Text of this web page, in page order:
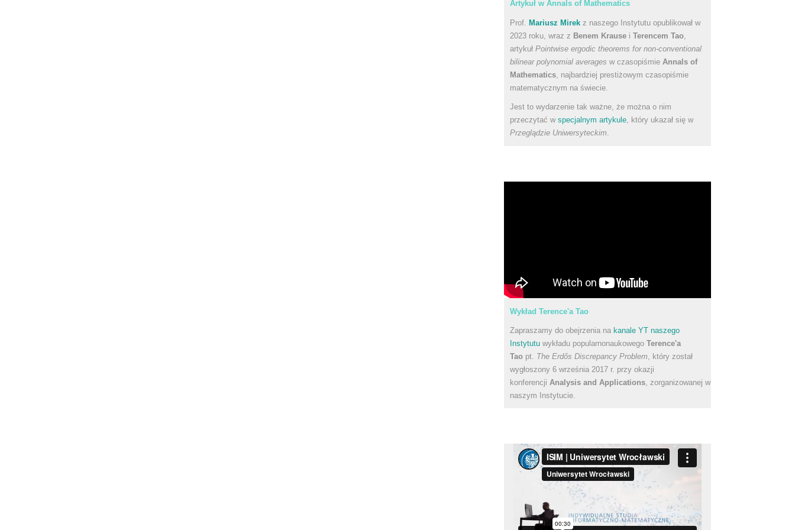
Artykuł w Annals of Mathematics
Prof. Mariusz Mirek z naszego Instytutu opublikował w
2023 roku, wraz z Benem Krause i Terencem Tao
artykuł Pointwise ergodic theorems for non-conventional
bilinear polynomial averages w czasopiśmie Annals of
Mathematics , najbardziej prestiżowym czasopiśmie
matematycznym na świecie.
Jest to wydarzenie tak ważne, że można o nim
przeczytać w specjalnym artykule, który ukazał się w
Przeglądzie Uniwersyteckim.
Wykład Terence'a Tao
Zapraszamy do obejrzenia na kanale YT naszego
Instytutu wykładu popularnonaukowego Terence'a
Tao pt. The Erdős Discrepancy Problem , który został
wygłoszony 6 września 2017 r. przy okazji
konferencji Analysis and Applications , zorganizowanej w
naszym Instytucie.